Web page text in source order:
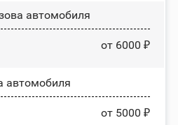
автомобиля
от 6000 ₽
автомобиля
от 5000 ₽